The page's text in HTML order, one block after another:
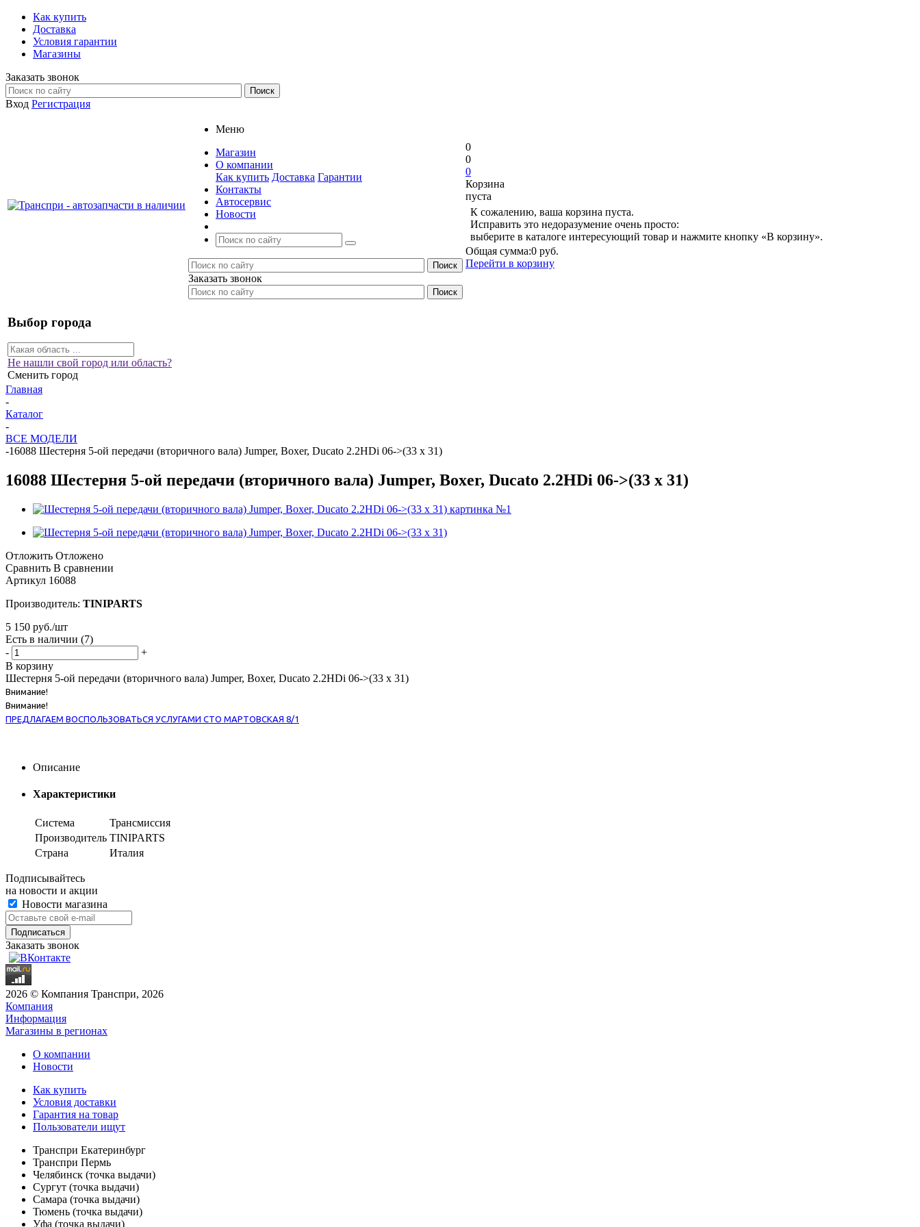
Как купить
Доставка
Условия гарантии
Магазины
Заказать звонок
Вход Регистрация
Меню
Магазин
О компании
Как купить Доставка Гарантии
Контакты
Автосервис
Новости
Заказать звонок
0
0
0
Корзина
пуста
К сожалению, ваша корзина пуста.
Исправить это недоразумение очень просто:
выберите в каталоге интересующий товар и нажмите кнопку «В корзину».
Общая сумма:0 руб.
Перейти в корзину
Выбор города
Не нашли свой город или область?
Сменить город
Главная
-
Каталог
-
ВСЕ МОДЕЛИ
-16088 Шестерня 5-ой передачи (вторичного вала) Jumper, Boxer, Ducato 2.2HDi 06->(33 х 31)
16088 Шестерня 5-ой передачи (вторичного вала) Jumper, Boxer, Ducato 2.2HDi 06->(33 х 31)
Отложить Отложено
Сравнить В сравнении
Артикул 16088
Производитель: TINIPARTS
5 150 руб./шт
Есть в наличии (7)
-
+
В корзину
Шестерня 5-ой передачи (вторичного вала) Jumper, Boxer, Ducato 2.2HDi 06->(33 х 31)
Внимание!
Внимание!
ПРЕДЛАГАЕМ ВОСПОЛЬЗОВАТЬСЯ УСЛУГАМИ СТО МАРТОВСКАЯ 8/1
Описание
Характеристики
Система
Трансмиссия
Производитель TINIPARTS
Страна
Италия
Подписывайтесь
на новости и акции
Новости магазина
Заказать звонок
2026 © Компания Транспри, 2026
Компания
Информация
Магазины в регионах
О компании
Новости
Как купить
Условия доставки
Гарантия на товар
Пользователи ищут
Транспри Екатеринбург
Транспри Пермь
Челябинск (точка выдачи)
Сургут (точка выдачи)
Самара (точка выдачи)
Тюмень (точка выдачи)
Уфа (точка выдачи)